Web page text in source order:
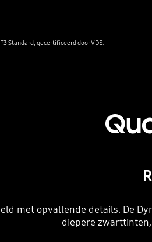
Standard, gecertificeerd door VDE.
met opvallende details. De
diepere